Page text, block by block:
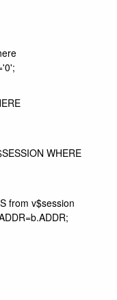
WHERE
from v$session